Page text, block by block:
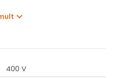
Maner pliabil pentru
400 V